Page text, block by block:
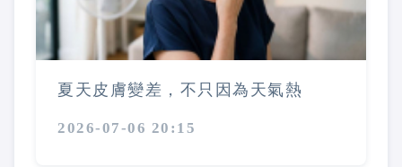
夏天皮膚變差，不只因為天氣熱
2026-07-06 20:15